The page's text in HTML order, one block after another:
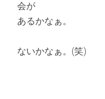
会が
あるかなぁ。
ないかなぁ。(笑)